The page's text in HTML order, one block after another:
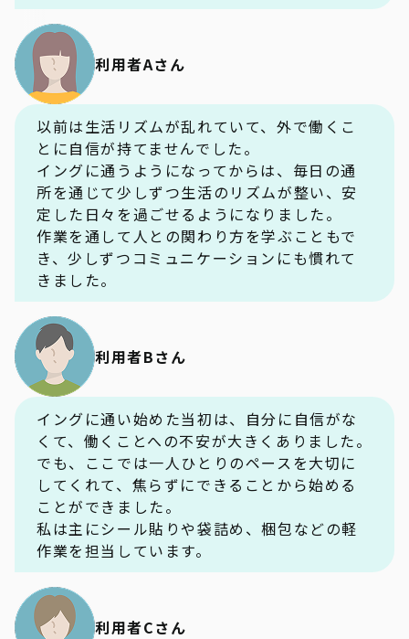
利用者Aさん
以前は生活リズムが乱れていて、外で働くこ
とに自信が持てませんでした。
イングに通うようになってからは、毎日の通
所を通じて少しずつ生活のリズムが整い、安
定した日々を過ごせるようになりました。
作業を通して人との関わり方を学ぶこともで
き、少しずつコミュニケーションにも慣れて
きました。
利用者Bさん
イングに通い始めた当初は、自分に自信がな
くて、働くことへの不安が大きくありました。
でも、ここでは一人ひとりのペースを大切に
してくれて、焦らずにできることから始める
ことができました。
私は主にシール貼りや袋詰め、梱包などの軽
作業を担当しています。
利用者Cさん